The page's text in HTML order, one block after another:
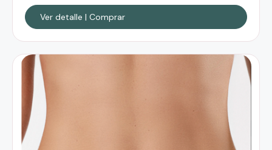
Ver detalle | Comprar